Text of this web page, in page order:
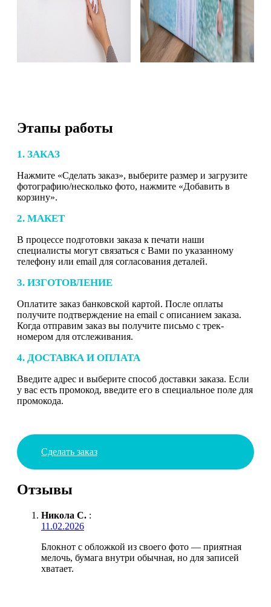
Этапы работы
1. ЗАКАЗ
Нажмите «Сделать заказ», выберите размер и загрузите
фотографию/несколько фото, нажмите «Добавить в
корзину».
2. МАКЕТ
В процессе подготовки заказа к печати наши
специалисты могут связаться с Вами по указанному
телефону или email для согласования деталей.
3. ИЗГОТОВЛЕНИЕ
Оплатите заказ банковской картой. После оплаты
получите подтверждение на email с описанием заказа.
Когда отправим заказ вы получите письмо с трек-
номером для отслеживания.
4. ДОСТАВКА И ОПЛАТА
Введите адрес и выберите способ доставки заказа. Если
у вас есть промокод, введите его в специальное поле для
промокода.
Сделать заказ
Отзывы
Никола С. :
11.02.2026
Блокнот с обложкой из своего фото — приятная
мелочь, бумага внутри обычная, но для записей
хватает.